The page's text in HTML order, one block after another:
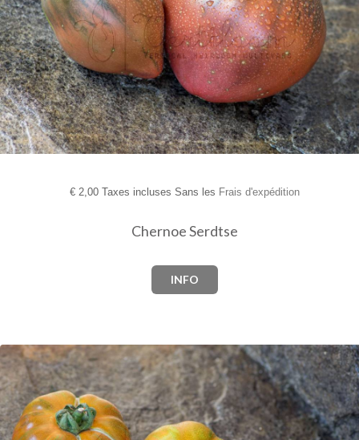
€2,00 Taxes incluses Sans les Frais d'expédition
Chernoe Serdtse
INFO